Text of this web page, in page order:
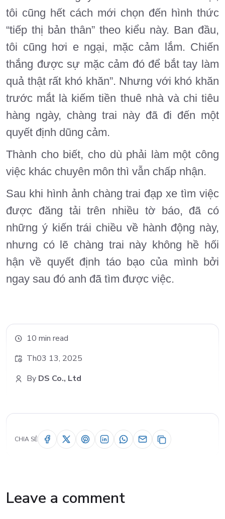
tôi cũng hết cách mới chọn đến hình thức
“tiếp thị bản thân” theo kiểu này. Ban đầu,
tôi cũng hơi e ngại, mặc cảm lắm. Chiến
thắng được sự mặc cảm đó để bắt tay làm
quả thật rất khó khăn”. Nhưng với khó khăn
trước mắt là kiếm tiền thuê nhà và chi tiêu
hàng ngày, chàng trai này đã đi đến một
quyết định dũng cảm.
Thành cho biết, cho dù phải làm một công
việc khác chuyên môn thì vẫn chấp nhận.
Sau khi hình ảnh chàng trai đạp xe tìm việc
được đăng tải trên nhiều tờ báo, đã có
những ý kiến trái chiều về hành động này,
nhưng có lẽ chàng trai này không hề hối
hận về quyết định táo bạo của mình bởi
ngay sau đó anh đã tìm được việc.
10 min read
Th03 13, 2025
By DS Co., Ltd
CHIA SẺ
Leave a comment